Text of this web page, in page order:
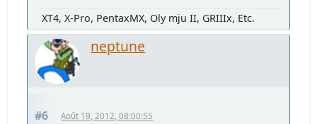
XT4, X-Pro, PentaxMX, Oly mju II, GRIIIx, Etc.
neptune
#6 Août 19, 2012, 08:00:55